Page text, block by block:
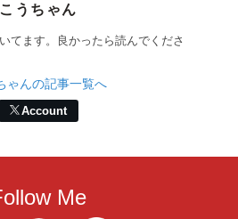
こうちゃん
てます。良かったら読んでくださ
ゃんの記事一覧へ
Account
Me